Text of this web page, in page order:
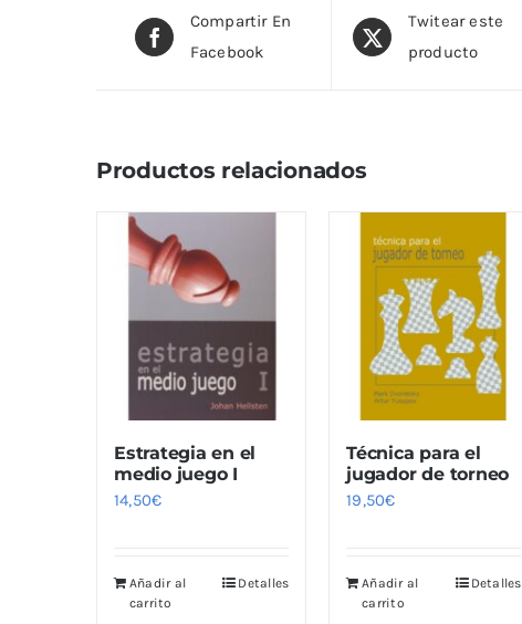
Compartir En
Facebook
Twitear este
producto
Productos relacionados
Estrategia en el
medio juego I
14,50€
Añadir al
carrito
Detalles
Técnica para el
jugador de torneo
19,50€
Añadir al
carrito
Detalles